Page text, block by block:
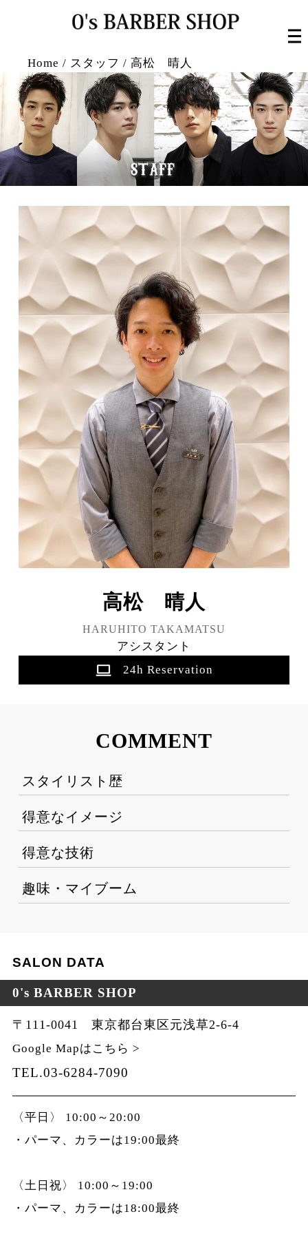
Home / スタッフ / 高松 晴人
高松 晴人
HARUHITO TAKAMATSU
アシスタント
24h Reservation
COMMENT
スタイリスト歴
得意なイメージ
得意な技術
趣味・マイブーム
SALON DATA
0's BARBER SHOP
〒111-0041 東京都台東区元浅草2-6-4
Google Mapはこちら >
TEL.03-6284-7090
〈平日〉 10:00～20:00
・パーマ、カラーは19:00最終
〈土日祝〉 10:00～19:00
・パーマ、カラーは18:00最終